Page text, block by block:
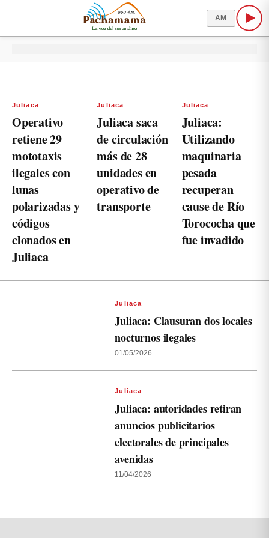
AM
Juliaca
Operativo
retiene 29
mototaxis
ilegales con
lunas
polarizadas y
códigos
clonados en
Juliaca
Juliaca
Juliaca saca
de circulación
más de 28
unidades en
operativo de
transporte
Juliaca
Juliaca:
Utilizando
maquinaria
pesada
recuperan
cause de Río
Torococha que
fue invadido
Juliaca
Juliaca: Clausuran dos locales
nocturnos ilegales
01/05/2026
Juliaca
Juliaca: autoridades retiran
anuncios publicitarios
electorales de principales
avenidas
11/04/2026